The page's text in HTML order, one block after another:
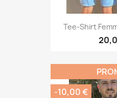
Tee-Shirt
-10,00 €